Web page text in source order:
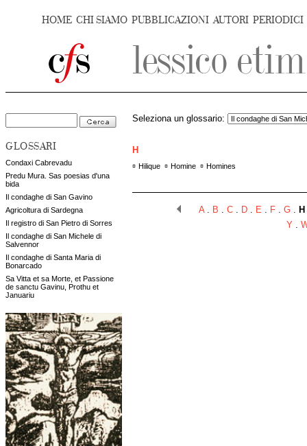
HOME CHI SIAMO PUBBLICAZIONI AUTORI PERIODICI
GLOSSARI
Condaxi Cabrevadu
Predu Mura. Sas poesias d'una
bida
Il condaghe di San Gavino
Agricoltura di Sardegna
Il registro di San Pietro di Sorres
Il condaghe di San Michele di
Salvennor
Il condaghe di Santa Maria di
Bonarcado
Sa Vitta et sa Morte, et Passione
de sanctu Gavinu, Prothu et
Januariu
Seleziona un glossario:
H
▫ Hilique ▫ Homine ▫ Homines
A. B . C. D. E . F. G. H
Y .